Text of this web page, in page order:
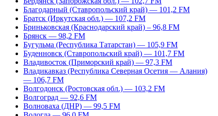
Благодарный (Ставропольский край) — 101,2 FM
Братск (Иркутская обл.) — 107,2 FM
Бриньковская (Краснодарский край) – 96,8 FM
Брянск — 98,2 FM
Бугульма (Республика Татарстан) — 105,9 FM
Буденновск (Ставропольский край) — 101,7 FM
Владивосток (Приморский край) — 97,3 FM
Владикавказ (Республика Северная Осетия — Алания)
— 106,7 FM
Волгодонск (Ростовская обл.) — 103,2 FM
Волгоград — 92,6 FM
Волноваха (ДНР) — 99,5 FM